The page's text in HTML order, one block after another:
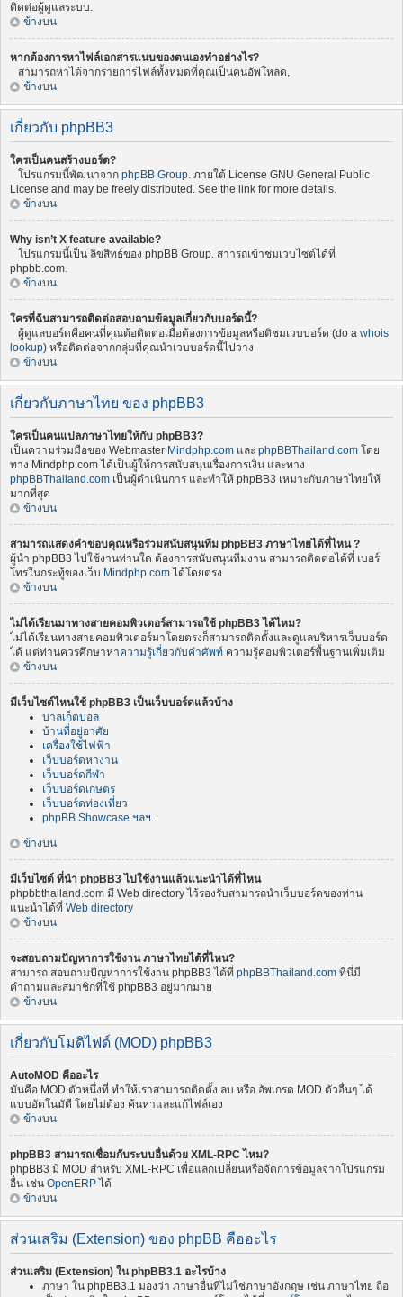
ติดต่อผู้ดูแลระบบ.
ข้างบน
หากต้องการหาไฟล์เอกสารแนบของตนเองทำอย่างไร?
สามารถหาได้จากรายการไฟล์ทั้งหมดที่คุณเป็นคนอัพโหลด,
ข้างบน
เกี่ยวกับ phpBB3
ใครเป็นคนสร้างบอร์ด?
โปรแกรมนี้พัฒนาจาก phpBB Group. ภายใต้ License GNU General Public
License and may be freely distributed. See the link for more details.
ข้างบน
Why isn’t X feature available?
โปรแกรมนี้เป็น ลิขสิทธ์ของ phpBB Group. สาารถเข้าชมเวบไซต์ได้ที่
phpbb.com.
ข้างบน
ใครที่ฉันสามารถติดต่อสอบถามข้อมูลเกี่ยวกับบอร์ดนี้?
ผู้ดูแลบอร์ดคือคนที่คุณต้อติดต่อเมื่อต้องการข้อมูลหรือติชมเวบบอร์ด (do a whois
lookup) หรือติดต่อจากกลุ่มที่คุณนำเวบบอร์ดนี้ไปวาง
ข้างบน
เกี่ยวกับภาษาไทย ของ phpBB3
ใครเป็นคนแปลภาษาไทยให้กับ phpBB3?
เป็นความร่วมมือของ Webmaster Mindphp.com และ phpBBThailand.com โดย
ทาง Mindphp.com ได้เป็นผู้ให้การสนับสนุนเรื่องการเงิน และทาง
phpBBThailand.com เป็นผู้ดำเนินการ และทำให้ phpBB3 เหมาะกับภาษาไทยให้
มากที่สุด
ข้างบน
สามารถแสดงคำขอบคุณหรือร่วมสนับสนุนทีม phpBB3 ภาษาไทยได้ที่ไหน ?
ผู้นำ phpBB3 ไปใช้งานท่านใด ต้องการสนับสนุนทีมงาน สามารถติดต่อได้ที่ เบอร์
โทรในกระทู้ของเว็บ Mindphp.com ได้โดยตรง
ข้างบน
ไม่ได้เรียนมาทางสายคอมพิวเตอร์สามารถใช้ phpBB3 ได้ไหม?
ไม่ได้เรียนทางสายคอมพิวเตอร์มาโดยตรงก็สามารถติดตั้งและดูแลบริหารเว็บบอร์ด
ได้ แต่ท่านควรศึกษาหาความรู้เกี่ยวกับคำศัพท์ ความรู้คอมพิวเตอร์พื้นฐานเพิ่มเติม
ข้างบน
มีเว็บไซต์ไหนใช้ phpBB3 เป็นเว็บบอร์ดแล้วบ้าง
บาลเก็ตบอล
บ้านที่อยู่อาศัย
เครื่องใช้ไฟฟ้า
เว็บบอร์ดหางาน
เว็บบอร์ดกีฬา
เว็บบอร์ดเกษตร
เว็บบอร์ดท่องเที่ยว
phpBB Showcase ฯลฯ..
ข้างบน
มีเว็บไซต์ ที่นำ phpBB3 ไปใช้งานแล้วแนะนำได้ที่ไหน
phpbbthailand.com มี Web directory ไว้รองรับสามารถนำเว็บบอร์ดของท่าน
แนะนำได้ที่ Web directory
ข้างบน
จะสอบถามปัญหาการใช้งาน ภาษาไทยได้ที่ไหน?
สามารถ สอบถามปัญหาการใช้งาน phpBB3 ได้ที่ phpBBThailand.com ที่นี่มี
คำถามและสมาชิกที่ใช้ phpBB3 อยู่มากมาย
ข้างบน
เกี่ยวกับโมดิไฟด์ (MOD) phpBB3
AutoMOD คืออะไร
มันคือ MOD ตัวหนึ่งที่ ทำให้เราสามารถติดตั้ง ลบ หรือ อัพเกรด MOD ตัวอื่นๆ ได้
แบบอัตโนมัตื โดยไม่ต้อง ค้นหาและแก้ไฟล์เอง
ข้างบน
phpBB3 สามารถเชื่อมกับระบบอื่นด้วย XML-RPC ไหม?
phpBB3 มี MOD สำหรับ XML-RPC เพื่อแลกเปลี่ยนหรือจัดการข้อมูลจากโปรแกรม
อื่น เช่น OpenERP ได้
ข้างบน
ส่วนเสริม (Extension) ของ phpBB คืออะไร
ส่วนเสริม (Extension) ใน phpBB3.1 อะไรบ้าง
ภาษา ใน phpBB3.1 มองว่า ภาษาอื่นที่ไม่ใช่ภาษาอังกฤษ เช่น ภาษาไทย ถือ